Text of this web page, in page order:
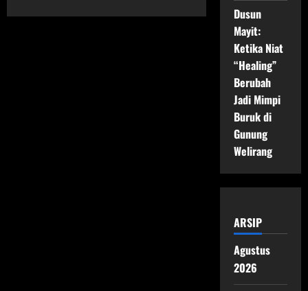
Dusun
Mayit:
Ketika Niat
“Healing”
Berubah
Jadi Mimpi
Buruk di
Gunung
Welirang
ARSIP
Agustus
2026